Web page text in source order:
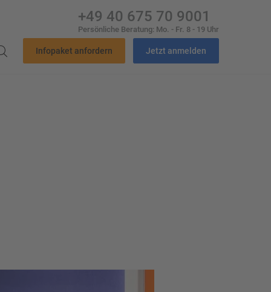
Infopaket anfordern Jetzt anmelden
+49 40 675 70 9001
Persönliche Beratung: Mo. - Fr. 8 - 19 Uhr